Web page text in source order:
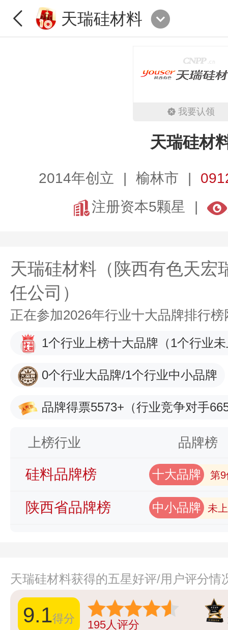
天瑞硅材料
我要认领
天瑞硅材
2014年创立 榆林市
注册资本5颗星
天瑞硅材料（陕西有色天宏
任公司）
正在参加2026年行业十大品牌排行
1个行业上榜十大品牌 （1个行业
0个行业大品牌/1个行业中小品牌
品牌得票5573+ （行业竞争对手
上榜行业 品牌榜
硅料品牌榜 十大品牌 第9
陕西省品牌榜 中小品牌 未
天瑞硅材料获得的五星好评/用户评分情
9.1得分 195人评分